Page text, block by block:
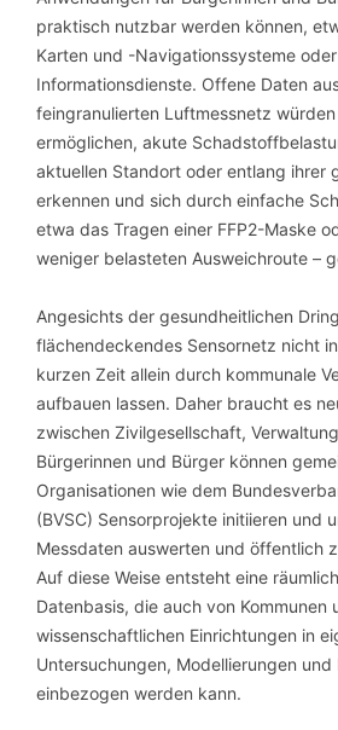
praktisch nutzbar werden können,
Karten und -Navigationssysteme
Informationsdienste. Offene Daten
feingranulierten Luftmessnetz
ermöglichen, akute
aktuellen Standort oder entlang ihrer
erkennen und sich durch einfache
etwa das Tragen einer FFP2-Maske
weniger belasteten Ausweichroute –
Angesichts der gesundheitlichen
flächendeckendes Sensornetz nicht
kurzen Zeit allein durch kommunale
aufbauen lassen. Daher braucht es
zwischen Zivilgesellschaft,
Bürgerinnen und Bürger können
Organisationen wie dem
(BVSC) Sensorprojekte initiieren und
Messdaten auswerten und öffentlich
Auf diese Weise entsteht eine
Datenbasis, die auch von Kommunen
wissenschaftlichen Einrichtungen in
Untersuchungen, Modellierungen
einbezogen werden kann.